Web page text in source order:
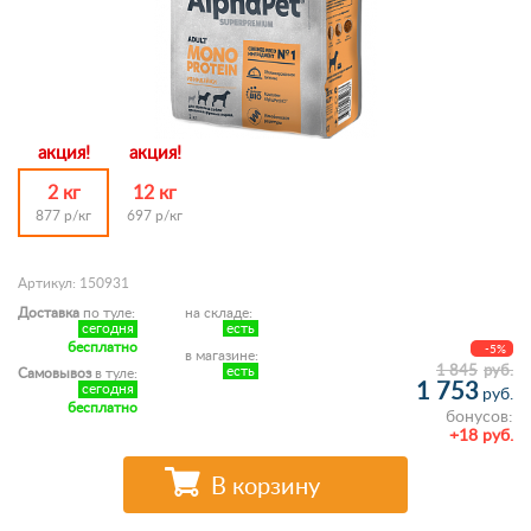
акция!
2 кг
877 р/кг
акция!
12 кг
697 р/кг
Артикул: 150931
на складе:
есть
в магазине:
есть
Доставка по туле:
сегодня
бесплатно
Самовывозв туле:
сегодня
бесплатно
-5%
1 845 руб.
1 753 руб.
бонусов:
+18 руб.
В корзину